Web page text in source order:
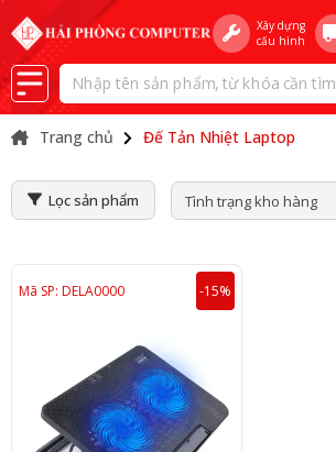
Xây dựng
cấu hình
Trang chủ Đế Tản Nhiệt Laptop
Lọc sản phẩm Tình trạng kho hàng
Mã SP: DELA0000 -15%